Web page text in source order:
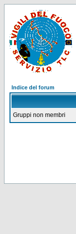
Indice del forum
Gruppi non membri